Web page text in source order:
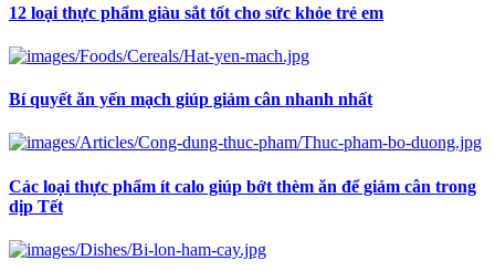
12 loại thực phẩm giàu sắt tốt cho sức khỏe trẻ em
Bí quyết ăn yến mạch giúp giảm cân nhanh nhất
Các loại thực phẩm ít calo giúp bớt thèm ăn để giảm cân trong
dịp Tết